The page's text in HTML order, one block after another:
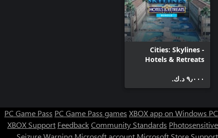
Cities: Skylines -
Hotels & Retreats
٩٫٠٠٠ د.ك.‏
PC Game Pass PC Game Pass games XBOX app on Windows PC
XBOX Support FeedbackCommunity Standards Photosensitive